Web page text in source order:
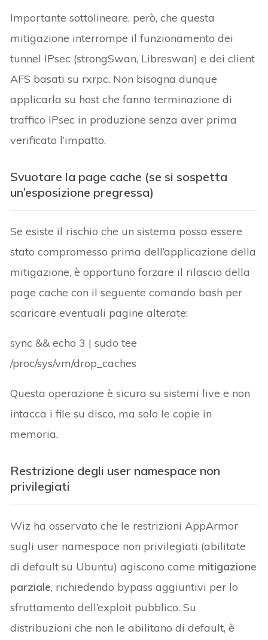
Importante sottolineare, però, che questa
mitigazione interrompe il funzionamento dei
tunnel IPsec (strongSwan, Libreswan) e dei client
AFS basati su rxrpc. Non bisogna dunque
applicarla su host che fanno terminazione di
traffico IPsec in produzione senza aver prima
verificato l’impatto.
Svuotare la page cache (se si sospetta
un’esposizione pregressa)
Se esiste il rischio che un sistema possa essere
stato compromesso prima dell’applicazione della
mitigazione, è opportuno forzare il rilascio della
page cache con il seguente comando bash per
scaricare eventuali pagine alterate:
sync && echo 3 | sudo tee
/proc/sys/vm/drop_caches
Questa operazione è sicura su sistemi live e non
intacca i file su disco, ma solo le copie in
memoria.
Restrizione degli user namespace non
privilegiati
Wiz ha osservato che le restrizioni AppArmor
sugli user namespace non privilegiati (abilitate
di default su Ubuntu) agiscono come mitigazione
parziale, richiedendo bypass aggiuntivi per lo
sfruttamento dell’exploit pubblico. Su
distribuzioni che non le abilitano di default, è